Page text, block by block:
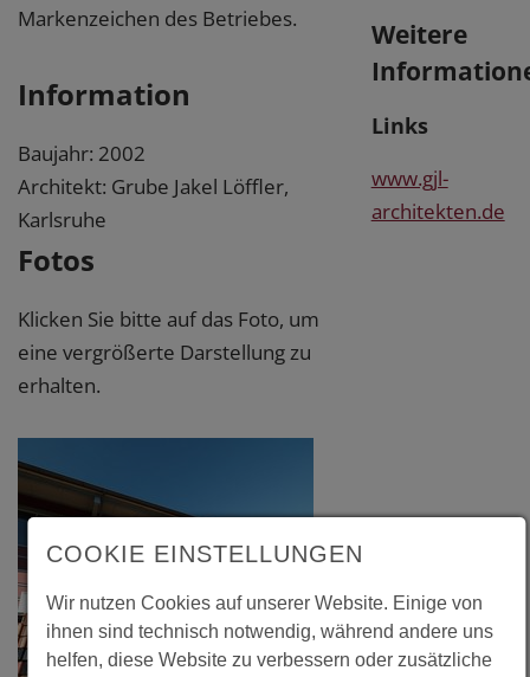
Markenzeichen des Betriebes.
Information
Baujahr: 2002
Architekt: Grube Jakel Löffler,
Karlsruhe
Fotos
Klicken Sie bitte auf das Foto, um
eine vergrößerte Darstellung zu
erhalten.
Weitere
Links
www.gjl-
architekten.de
COOKIE EINSTELLUNGEN
Wir nutzen Cookies auf unserer Website. Einige von
ihnen sind technisch notwendig, während andere uns
helfen, diese Website zu verbessern oder zusätzliche